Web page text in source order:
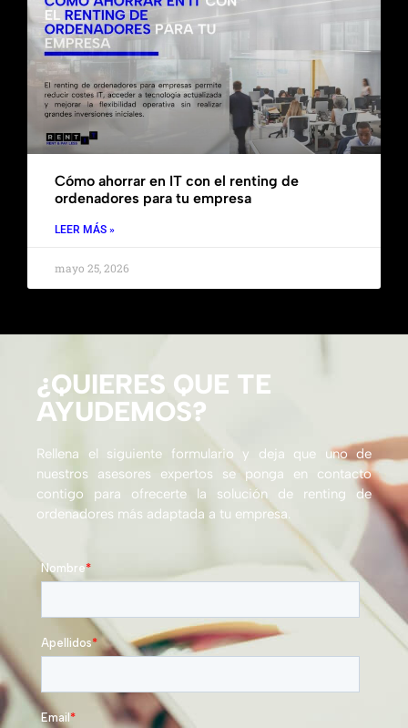
Cómo ahorrar en IT con el renting de
ordenadores para tu empresa
LEER MÁS »
mayo 25, 2026
¿QUIERES QUE TE
AYUDEMOS?
Rellena el siguiente formulario y deja que uno de
nuestros asesores expertos se ponga en contacto
contigo para ofrecerte la solución de renting de
ordenadores más adaptada a tu empresa.